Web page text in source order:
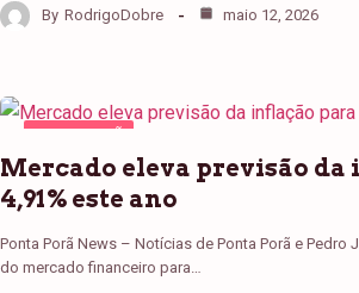
By RodrigoDobre maio 12, 2026
PONTA PORÃ
Mercado eleva previsão da
4,91% este ano
Ponta Porã News – Notícias de Ponta Porã e Pedro
do mercado financeiro para…